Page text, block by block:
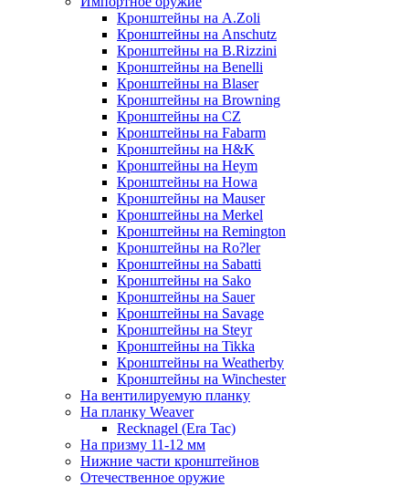
Кронштейны на A.Zoli
Кронштейны на Anschutz
Кронштейны на B.Rizzini
Кронштейны на Benelli
Кронштейны на Blaser
Кронштейны на Browning
Кронштейны на CZ
Кронштейны на Fabarm
Кронштейны на H&K
Кронштейны на Heym
Кронштейны на Howa
Кронштейны на Mauser
Кронштейны на Merkel
Кронштейны на Remington
Кронштейны на Ro?ler
Кронштейны на Sabatti
Кронштейны на Sako
Кронштейны на Sauer
Кронштейны на Savage
Кронштейны на Steyr
Кронштейны на Tikka
Кронштейны на Weatherby
Кронштейны на Winchester
На вентилируемую планку
На планку Weaver
Recknagel (Era Tac)
На призму 11-12 мм
Нижние части кронштейнов
Отечественное оружие